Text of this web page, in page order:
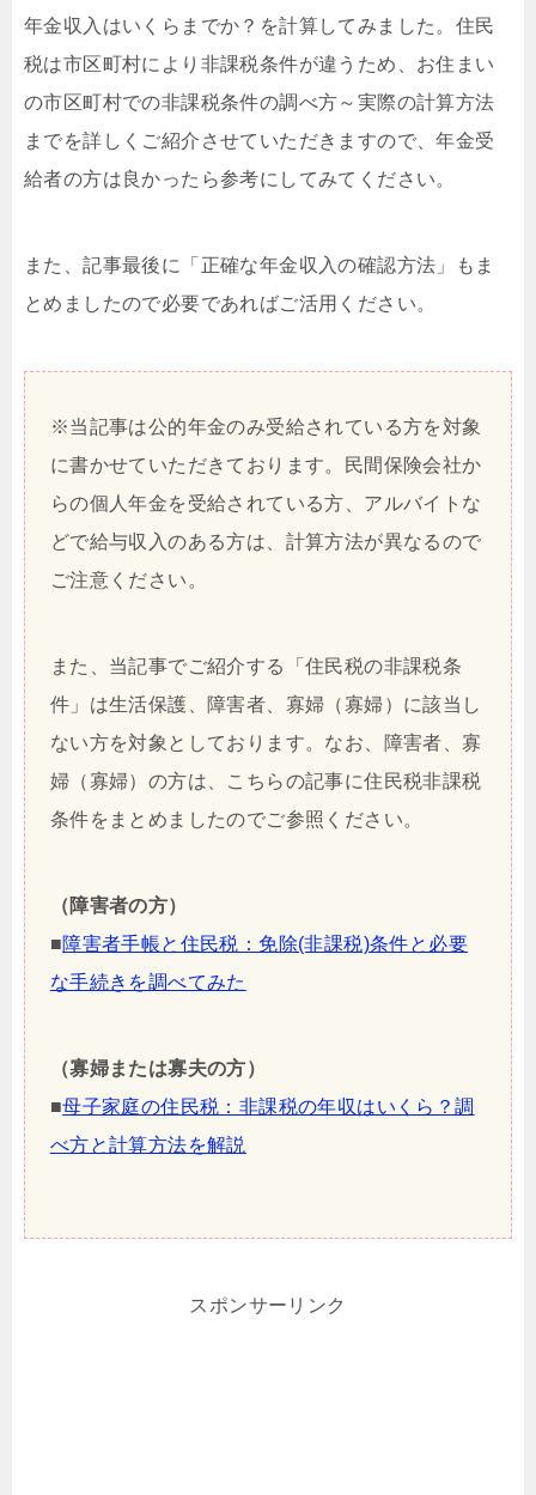
年金収入はいくらまでか？を計算してみました。住民
税は市区町村により非課税条件が違うため、お住まい
の市区町村での非課税条件の調べ方～実際の計算方法
までを詳しくご紹介させていただきますので、年金受
給者の方は良かったら参考にしてみてください。
また、記事最後に「正確な年金収入の確認方法」もま
とめましたので必要であればご活用ください。
※当記事は公的年金のみ受給されている方を対象
に書かせていただきております。民間保険会社か
らの個人年金を受給されている方、アルバイトな
どで給与収入のある方は、計算方法が異なるので
ご注意ください。
また、当記事でご紹介する「住民税の非課税条
件」は生活保護、障害者、寡婦（寡婦）に該当し
ない方を対象としております。なお、障害者、寡
婦（寡婦）の方は、こちらの記事に住民税非課税
条件をまとめましたのでご参照ください。
（障害者の方）
■障害者手帳と住民税：免除(非課税)条件と必要
な手続きを調べてみた
（寡婦または寡夫の方）
■母子家庭の住民税：非課税の年収はいくら？調
べ方と計算方法を解説
スポンサーリンク